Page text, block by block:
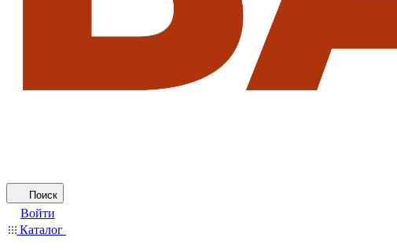
Поиск
Войти
Каталог